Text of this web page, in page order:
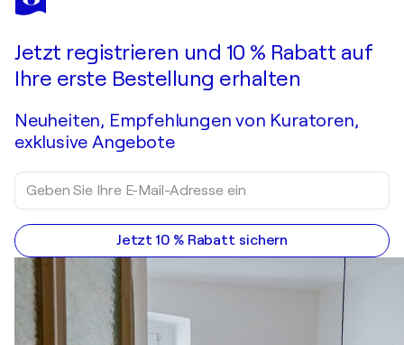
Jetzt registrieren und 10 % Rabatt auf
Ihre erste Bestellung erhalten
Neuheiten, Empfehlungen von Kuratoren,
exklusive Angebote
Jetzt 10 % Rabatt sichern